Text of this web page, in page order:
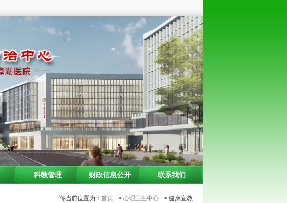
科教管理 财政信息公开 联系我们
你当前位置为： 首页 > 心理卫生中心 > 健康宣教